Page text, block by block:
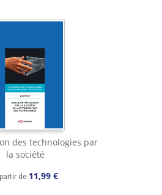
des technologies par
la société
de 11,99 €